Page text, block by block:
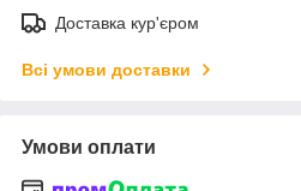
Доставка кур'єром
Всі умови доставки
Умови оплати